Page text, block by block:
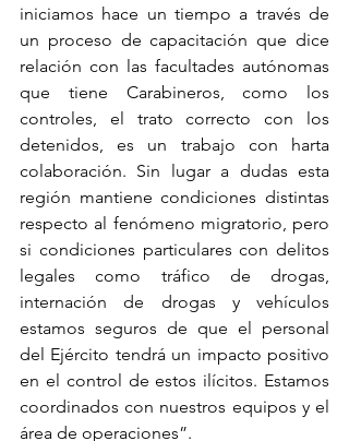
iniciamos hace un tiempo a través de
un proceso de capacitación que dice
relación con las facultades autónomas
que tiene Carabineros, como los
controles, el trato correcto con los
detenidos, es un trabajo con harta
colaboración. Sin lugar a dudas esta
región mantiene condiciones distintas
respecto al fenómeno migratorio, pero
si condiciones particulares con delitos
legales como tráfico de drogas,
internación de drogas y vehículos
estamos seguros de que el personal
del Ejército tendrá un impacto positivo
en el control de estos ilícitos. Estamos
coordinados con nuestros equipos y el
área de operaciones”.